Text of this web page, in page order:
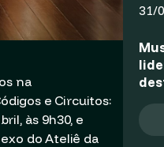
na
e Circuitos:
às 9h30, e
do Ateliê da
31/